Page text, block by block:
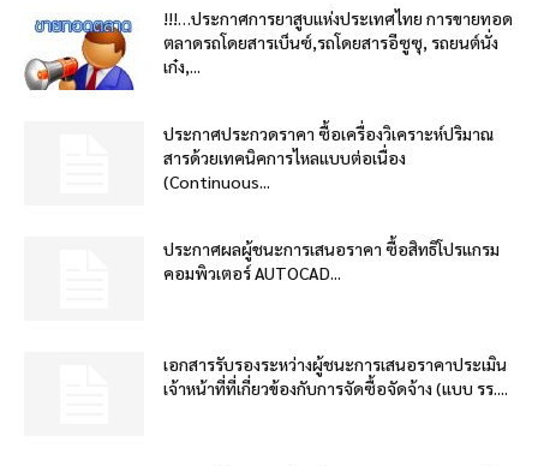
!!!…ประกาศการยาสูบแห่งประเทศไทย การขายทอด
ตลาดรถโดยสารเบ็นซ์,รถโดยสารอีซูซุ, รถยนต์นั่ง
เก๋ง,...
ประกาศประกวดราคา ซื้อเครื่องวิเคราะห์ปริมาณ
สารด้วยเทคนิคการไหลแบบต่อเนื่อง
(Continuous...
ประกาศผลผู้ชนะการเสนอราคา ซื้อสิทธิโปรแกรม
คอมพิวเตอร์ AUTOCAD...
เอกสารรับรองระหว่างผู้ชนะการเสนอราคาประเมิน
เจ้าหน้าที่ที่เกี่ยวข้องกับการจัดซื้อจัดจ้าง (แบบ รร....